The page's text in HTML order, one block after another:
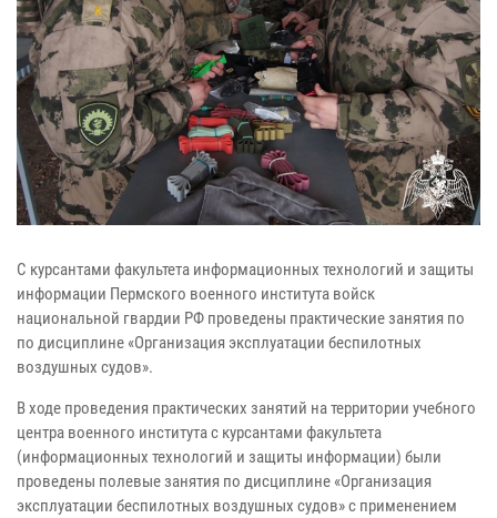
С курсантами факультета информационных технологий и защиты
информации Пермского военного института войск
национальной гвардии РФ проведены практические занятия по
по дисциплине «Организация эксплуатации беспилотных
воздушных судов».
В ходе проведения практических занятий на территории учебного
центра военного института с курсантами факультета
(информационных технологий и защиты информации) были
проведены полевые занятия по дисциплине «Организация
эксплуатации беспилотных воздушных судов» с применением